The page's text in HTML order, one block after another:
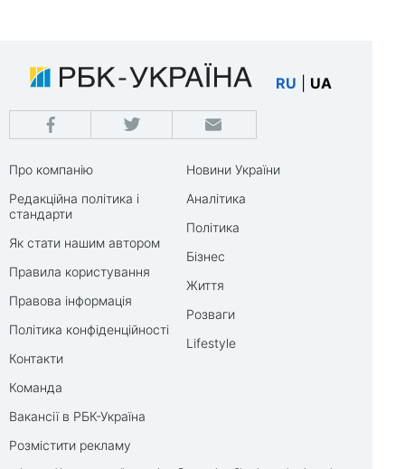
RU UA
Про компанію
Редакційна політика і
стандарти
Як стати нашим автором
Правила користування
Правова інформація
Політика конфіденційності
Контакти
Команда
Вакансії в РБК-Україна
Розмістити рекламу
Новини України
Аналітика
Політика
Бізнес
Життя
Розваги
Lifestyle